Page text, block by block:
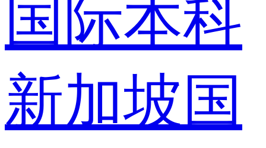
国际本科
新加坡国